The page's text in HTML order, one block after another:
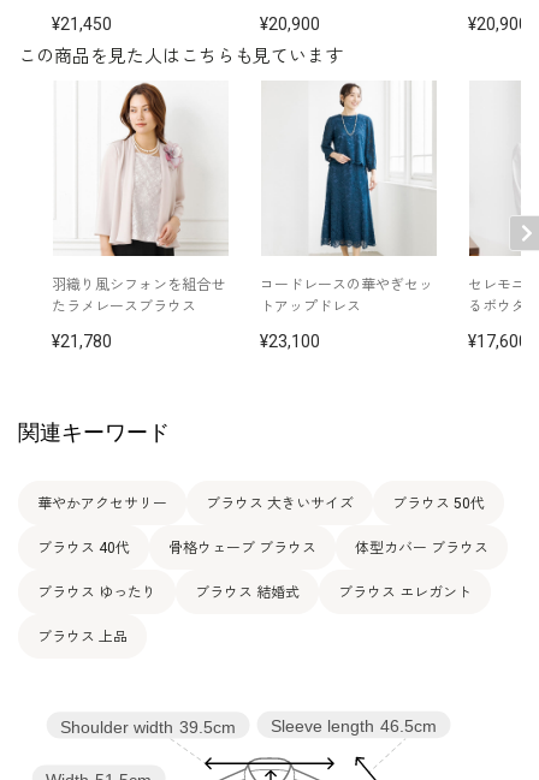
その他
5510931-91
コサージュ /
5503587-21
バッグ /5524915-91
手提げバッグ /
※モデル：身長167cm 9号着用
この商品を見た人はこちらも見ています
羽織り風シフォンを組合せ
たラメレースブラウス
21,780
コードレースの華やぎセッ
トアップドレス
23,100
セレモニ
るボウタ
17,600
21,450 20,900 20,900
関連キーワード
華やかアクセサリー ブラウス 大きいサイズ ブラウス 50代
ブラウス 40代 骨格ウェーブ ブラウス 体型カバー ブラウス
ブラウス ゆったり ブラウス 結婚式 ブラウス エレガント
ブラウス 上品
Sleeve length 46.5cm
Shoulder width 39.5cm